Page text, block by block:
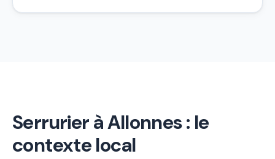
Serrurier à Allonnes : le
contexte local